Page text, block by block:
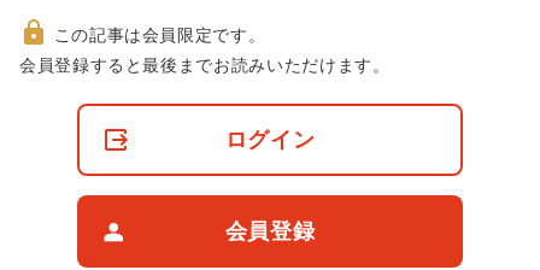
非
この記事は会員限定です。
会員登録すると最後までお読みいただけます。
ログイン
会員登録